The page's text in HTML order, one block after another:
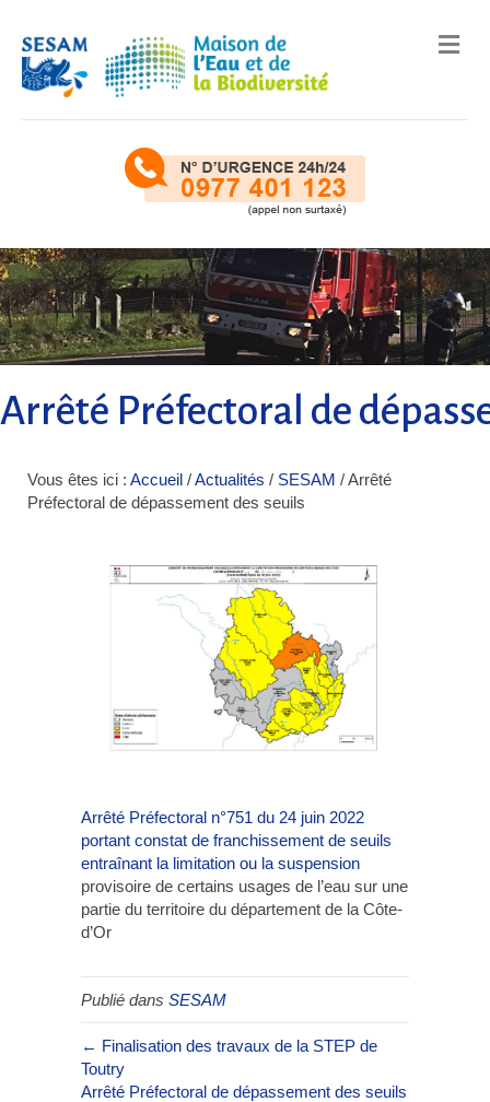
Arrêté Préfectoral de
Vous êtes ici : Accueil /Actualités / SESAM /Arrêté
Préfectoral de dépassement des seuils
Arrêté Préfectoral n°751 du 24 juin 2022
portant constat de franchissement de seuils
entraînant la limitation ou la suspension
provisoire de certains usages de l’eau sur une
partie du territoire du département de la Côte-
d’Or
Publié dans SESAM
← Finalisation des travaux de la STEP de
Toutry
Arrêté Préfectoral de dépassement des seuils